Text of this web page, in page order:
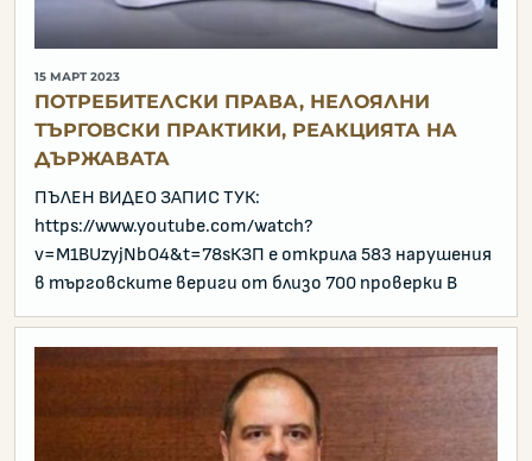
15 МАРТ 2023
ПОТРЕБИТЕЛСКИ ПРАВА, НЕЛОЯЛНИ
ТЪРГОВСКИ ПРАКТИКИ, РЕАКЦИЯТА НА
ДЪРЖАВАТА
ПЪЛЕН ВИДЕО ЗАПИС ТУК:
https://www.youtube.com/watch?
v=M1BUzyjNbO4&t=78sКЗП е открила 583 нарушения
в търговските вериги от близо 700 проверки В